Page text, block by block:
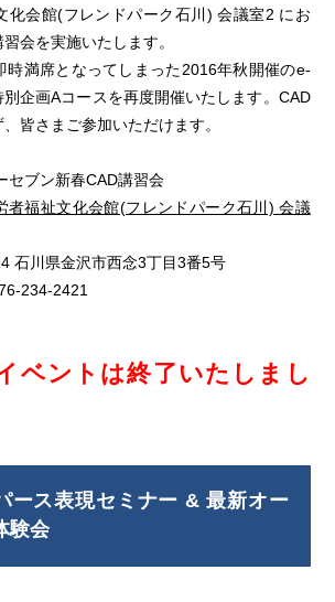
化会館(フレンドパーク石川) 会議室2 にお
会を実施いたします。
時満席となってしまった2016年秋開催のe-
企画Aコースを再度開催いたします。CAD
皆さまご参加いただけます。
ブン新春CAD講習会
者福祉文化会館(フレンドパーク石川) 会議
石川県金沢市西念3丁目3番5号
234-2421
ベントは終了いたしまし
ース表現セミナー & 最新オー
験会